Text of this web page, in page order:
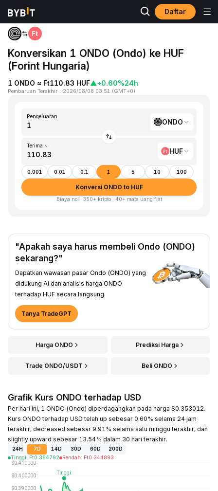
Daftar
Beranda
Konversikan 1 ONDO (Ondo) ke HUF
(Forint Hungaria)
1 ONDO ≈ Ft110.83 HUF▲+0.60%24h
Pembaruan Terakhir ： 2026/08/08 03:51 (GMT+0)
Pengeluaran
ONDO
Terima ~
HUF
0.001 0.01 0.1 1 5 10 100
Konversi ONDO to HUF
Biaya nol · 350+ kripto · 40+ mata uang fiat
"Apakah saya harus membeli Ondo (ONDO)
sekarang?"
Dapatkan wawasan pasar Ondo (ONDO) yang
didukung AI dan analisis harga ONDO
terhadap HUF secara langsung.
Tanya TradeGPT
Harga ONDO Prediksi Harga
Trade ONDO/USDT Beli ONDO
Grafik Kurs ONDO terhadap USD
Per hari ini, 1 ONDO (Ondo) diperdagangkan pada harga $0.353012.
Kurs ONDO terhadap USD telah up sebesar 0.60% selama 24 jam
terakhir, decreased sebesar 9.91% selama satu minggu terakhir, dan
slightly upward sebesar 13.54% dalam 30 hari terakhir.
24H 7D 14D 30D 60D
200D
Tinggi: Ft0.394792 Rendah: Ft0.344893